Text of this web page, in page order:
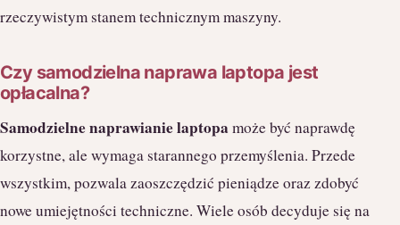
rzeczywistym stanem technicznym maszyny.
Czy samodzielna naprawa laptopa jest
opłacalna?
Samodzielne naprawianie laptopa może być naprawdę
korzystne, ale wymaga starannego przemyślenia. Przede
wszystkim, pozwala zaoszczędzić pieniądze oraz zdobyć
nowe umiejętności techniczne. Wiele osób decyduje się na